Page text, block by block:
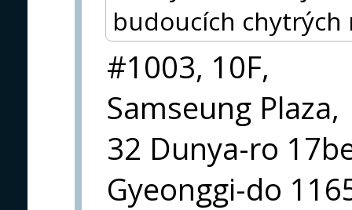
budoucích chytrých
#1003, 10F,
Samseung Plaza,
32 Dunya-ro
Gyeonggi-do